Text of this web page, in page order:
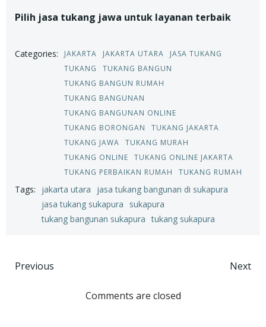
Pilih jasa tukang jawa untuk layanan terbaik
Categories: JAKARTA JAKARTA UTARA
JASA TUKANG
TUKANG
TUKANG BANGUN
TUKANG BANGUN RUMAH
TUKANG BANGUNAN
TUKANG BANGUNAN ONLINE
TUKANG BORONGAN
TUKANG JAKARTA
TUKANG JAWA
TUKANG MURAH
TUKANG ONLINE
TUKANG ONLINE JAKARTA
TUKANG PERBAIKAN RUMAH
TUKANG RUMAH
Tags: jakarta utara
jasa tukang bangunan di sukapura
jasa tukang sukapura
sukapura
tukang bangunan sukapura tukang sukapura
Post
navigation
Previous
navigation
Next
Comments are closed